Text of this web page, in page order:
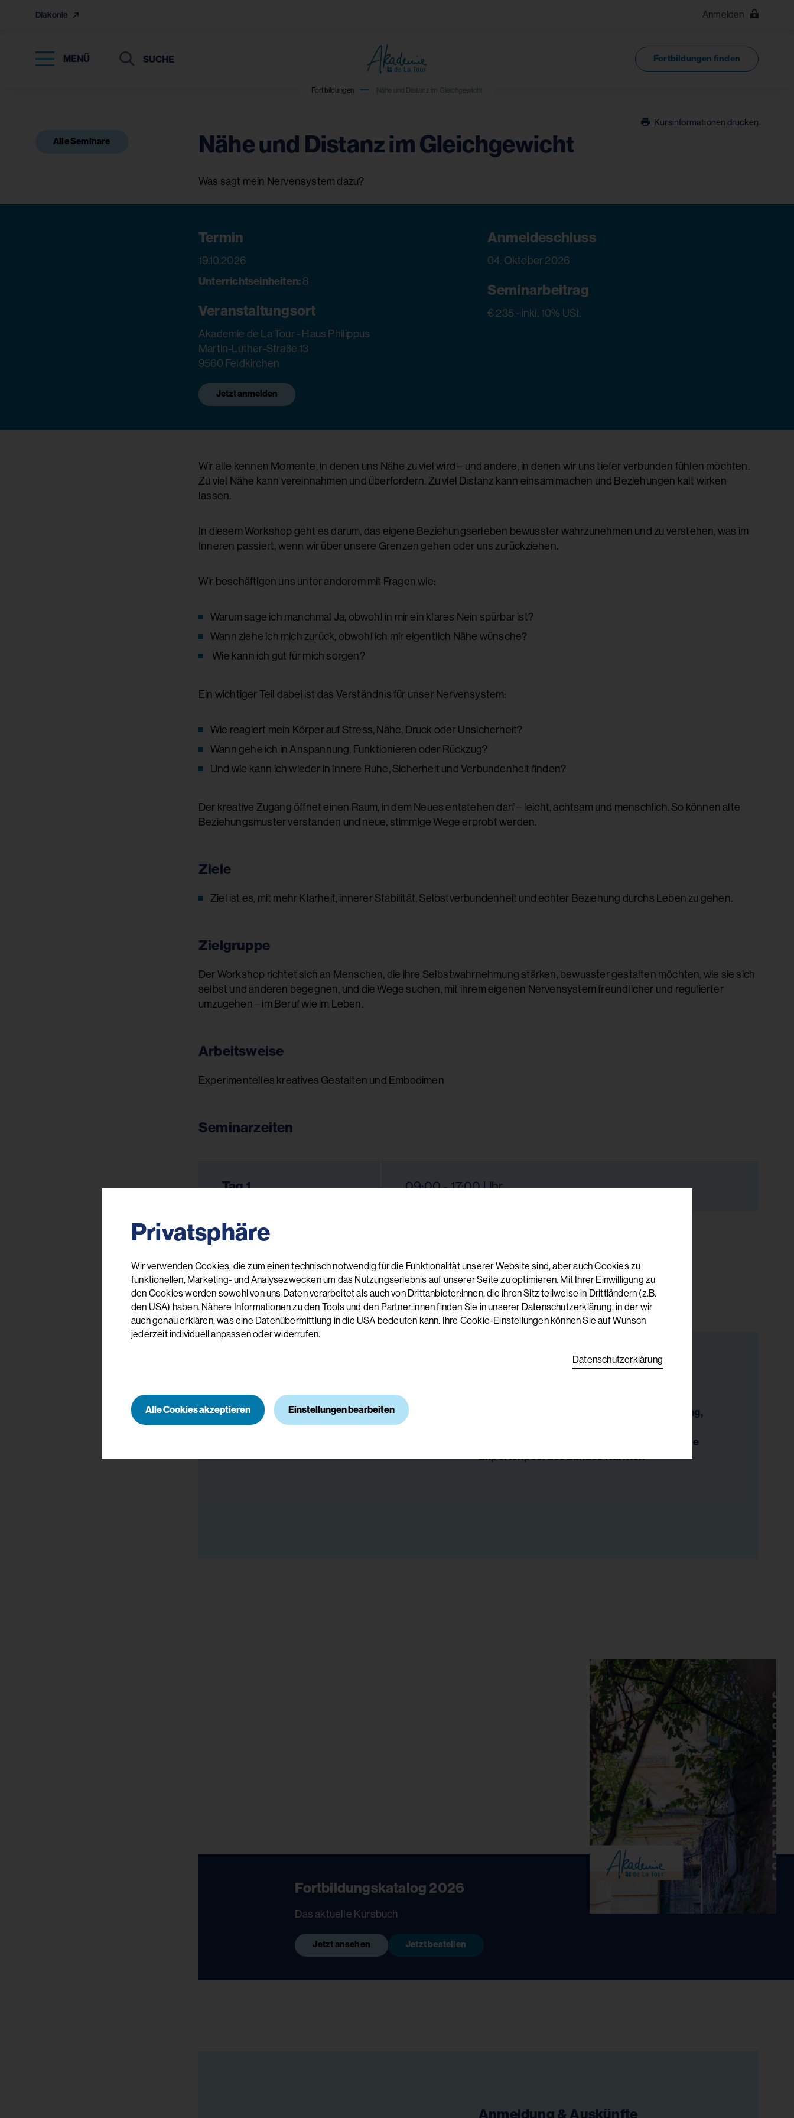
Diakonie Anmelden
MENÜ
Suche
Suche
Fortbildungen finden
Fortbildungen Nähe und Distanz im Gleichgewicht
Alle Seminare
Kursinformationen drucken
Nähe und Distanz im Gleichgewicht
Was sagt mein Nervensystem dazu?
Termin
19.10.2026
Unterrichtseinheiten: 8
Veranstaltungsort
Akademie de La Tour - Haus Philippus
Martin-Luther-Straße 13
9560 Feldkirchen
Anmeldeschluss
04. Oktober 2026
Seminarbeitrag
€ 235.- inkl. 10% USt.
Jetzt anmelden
Wir alle kennen Momente, in denen uns Nähe zu viel wird – und andere, in denen wir uns tiefer verbunden fühlen möchten.
Zu viel Nähe kann vereinnahmen und überfordern. Zu viel Distanz kann einsam machen und Beziehungen kalt wirken
lassen.
In diesem Workshop geht es darum, das eigene Beziehungserleben bewusster wahrzunehmen und zu verstehen, was im
Inneren passiert, wenn wir über unsere Grenzen gehen oder uns zurückziehen.
Wir beschäftigen uns unter anderem mit Fragen wie:
Warum sage ich manchmal Ja, obwohl in mir ein klares Nein spürbar ist?
Wann ziehe ich mich zurück, obwohl ich mir eigentlich Nähe wünsche?
Wie kann ich gut für mich sorgen?
Ein wichtiger Teil dabei ist das Verständnis für unser Nervensystem:
Wie reagiert mein Körper auf Stress, Nähe, Druck oder Unsicherheit?
Wann gehe ich in Anspannung, Funktionieren oder Rückzug?
Und wie kann ich wieder in innere Ruhe, Sicherheit und Verbundenheit finden?
Der kreative Zugang öffnet einen Raum, in dem Neues entstehen darf – leicht, achtsam und menschlich. So können alte
Beziehungsmuster verstanden und neue, stimmige Wege erprobt werden.
Ziele
Ziel ist es, mit mehr Klarheit, innerer Stabilität, Selbstverbundenheit und echter Beziehung durchs Leben zu gehen.
Zielgruppe
Der Workshop richtet sich an Menschen, die ihre Selbstwahrnehmung stärken, bewusster gestalten möchten, wie sie sich
selbst und anderen begegnen, und die Wege suchen, mit ihrem eigenen Nervensystem freundlicher und regulierter
umzugehen – im Beruf wie im Leben.
Arbeitsweise
Experimentelles kreatives Gestalten und Embodimen
Seminarzeiten
Tag 1 09:00 - 17:00 Uhr
Kunsttherapeutin, Traumasensible Begleitung,
(Expertenpool der WKO), Gesunde Gemeinde
Expertenpool des Landes Kärnten
Fortbildungskatalog 2026
Das aktuelle Kursbuch
Jetzt ansehen Jetzt bestellen
Anmeldung & Auskünfte
Privatsphäre
Wir verwenden Cookies, die zum einen technisch notwendig für die Funktionalität unserer Website sind, aber auch Cookies zu
funktionellen, Marketing- und Analysezwecken um das Nutzungserlebnis auf unserer Seite zu optimieren. Mit Ihrer Einwilligung zu
den Cookies werden sowohl von uns Daten verarbeitet als auch von Drittanbieter:innen, die ihren Sitz teilweise in Drittländern (z.B.
den USA) haben. Nähere Informationen zu den Tools und den Partner:innen finden Sie in unserer Datenschutzerklärung, in der wir
auch genau erklären, was eine Datenübermittlung in die USA bedeuten kann. Ihre Cookie-Einstellungen können Sie auf Wunsch
jederzeit individuell anpassen oder widerrufen.
Datenschutzerklärung
Alle Cookies akzeptieren Einstellungen bearbeiten